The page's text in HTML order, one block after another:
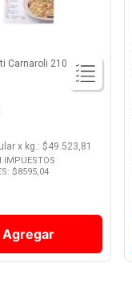
Arroz Scotti Carnaroli 210 Gr
x kg.: $49.523,81
IMPUESTOS
$8595,04
Agregar